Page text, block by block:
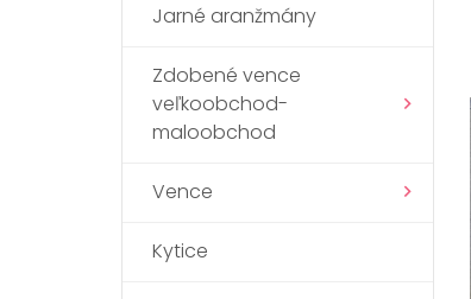
Jarné aranžmány
Zdobené vence
veľkoobchod-
maloobchod
Vence
Kytice